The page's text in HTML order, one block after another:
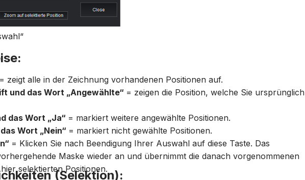
= zeigt alle in der Zeichnung vorhandenen Positionen auf.
und das Wort „Angewählte“ = zeigen die Position, welche Sie ursprünglich
das Wort „Ja“ = markiert weitere angewählte Positionen.
Wort „Nein“ = markiert nicht gewählte Positionen.
= Klicken Sie nach Beendigung Ihrer Auswahl auf diese Taste. Das
Maske wieder an und übernimmt die danach vorgenommenen
selektierten Positionen.
(Selektion):